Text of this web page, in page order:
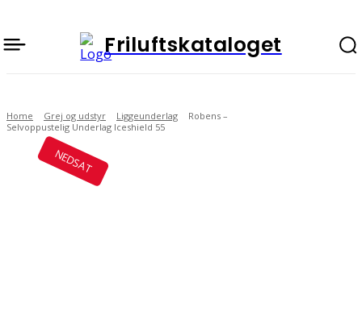
Friluftskataloget
Home Grej og udstyr Liggeunderlag
Robens –
Selvoppustelig Underlag Iceshield 55
NEDSAT